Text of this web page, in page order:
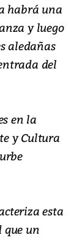
habrá una
y luego
aledañas
del
en la
y Cultura
esta
que un